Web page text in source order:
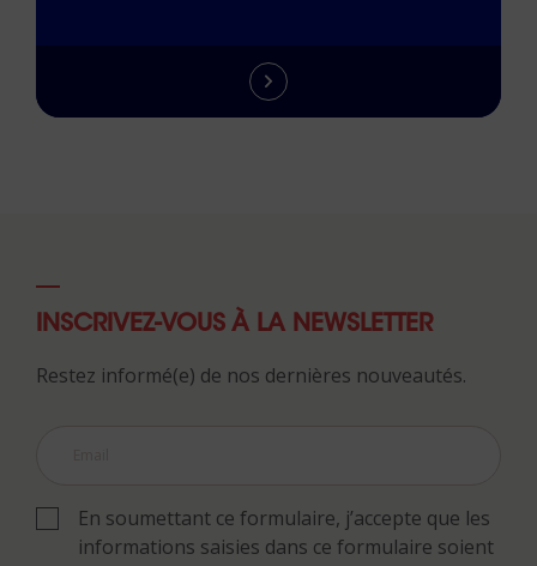
INSCRIVEZ-VOUS À LA NEWSLETTER
Restez informé(e) de nos dernières nouveautés.
En soumettant ce formulaire, j’accepte que les
informations saisies dans ce formulaire soient